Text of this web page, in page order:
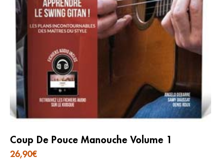
Coup De Pouce Manouche Volume 1
26,90€